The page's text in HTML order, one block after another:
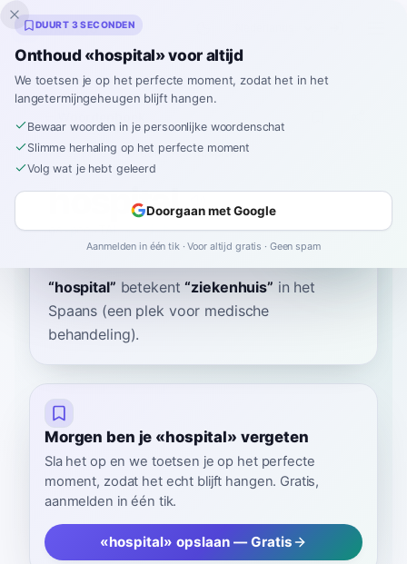
Inklingo
Home› Spaans›Woordenboek›hospital
hospital
os-pee-TAL ospiˈtal
“hospital” betekent “ziekenhuis” in het
Spaans (een plek voor medische
behandeling).
Morgen ben je «hospital» vergeten
Sla het op en we toetsen je op het perfecte
moment, zodat het echt blijft hangen. Gratis,
aanmelden in één tik.
«hospital» opslaan — Gratis
DUURT 3 SECONDEN
Onthoud «hospital» voor altijd
We toetsen je op het perfecte moment, zodat het in het
langetermijngeheugen blijft hangen.
Bewaar woorden in je persoonlijke woordenschat
Slimme herhaling op het perfecte moment
Volg wat je hebt geleerd
Doorgaan met Google
Aanmelden in één tik · Voor altijd gratis · Geen spam